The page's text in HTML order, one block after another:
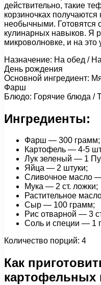
действительно, такие
корзиночках
необычными. Готовятся
кулинарных навыков. Я
микроволновке, и на это
Назначение: На обед /
День рождения
Основной ингредиент:
Фарш
Блюдо: Горячие блюда /
Ингредиенты:
Фарш — 300 грамм;
Картофель — 4-5
Лук зеленый — 1
Яйца — 2 штуки;
Сливочное масло
Мука — 2 ст. ложки;
Растительное
Сыр — 100 грамм;
Рис отварной — 3
Соль и специи — 1
Количество порций: 4
Как
картофельных